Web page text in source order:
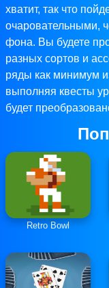
хватит, так что
очаровательными,
фона. Вы будете
разных сортов и
ряды как минимум
выполняя квесты
будет
Retro Bowl